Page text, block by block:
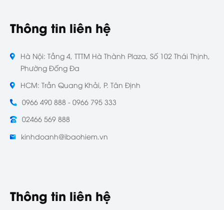
Thông tin liên hệ
Hà Nội: Tầng 4, TTTM Hà Thành Plaza, Số 102 Thái Thịnh,
Phường Đống Đa
HCM: Trần Quang Khải, P. Tân Định
0966 490 888 - 0966 795 333
02466 569 888
kinhdoanh@ibaohiem.vn
Thông tin liên hệ